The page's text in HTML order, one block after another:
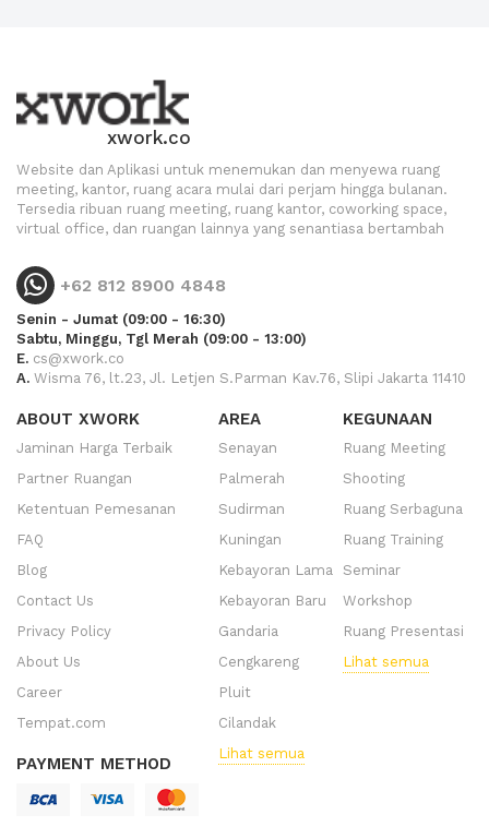
xwork.co
Website dan Aplikasi untuk menemukan dan menyewa ruang
meeting, kantor, ruang acara mulai dari perjam hingga bulanan.
Tersedia ribuan ruang meeting, ruang kantor, coworking space,
virtual office, dan ruangan lainnya yang senantiasa bertambah
+62 812 8900 4848
Senin - Jumat (09:00 - 16:30)
Sabtu, Minggu, Tgl Merah (09:00 - 13:00)
E. cs@xwork.co
A. Wisma 76, lt.23, Jl. Letjen S.Parman Kav.76, Slipi Jakarta 11410
ABOUT XWORK
Jaminan Harga Terbaik
Partner Ruangan
Ketentuan Pemesanan
FAQ
Blog
Contact Us
Privacy Policy
About Us
Career
Tempat.com
PAYMENT METHOD
AREA
Senayan
Palmerah
Sudirman
Kuningan
Kebayoran Lama
Kebayoran Baru
Gandaria
Cengkareng
Pluit
Cilandak
Lihat semua
KEGUNAAN
Ruang Meeting
Shooting
Ruang Serbaguna
Ruang Training
Seminar
Workshop
Ruang Presentasi
Lihat semua